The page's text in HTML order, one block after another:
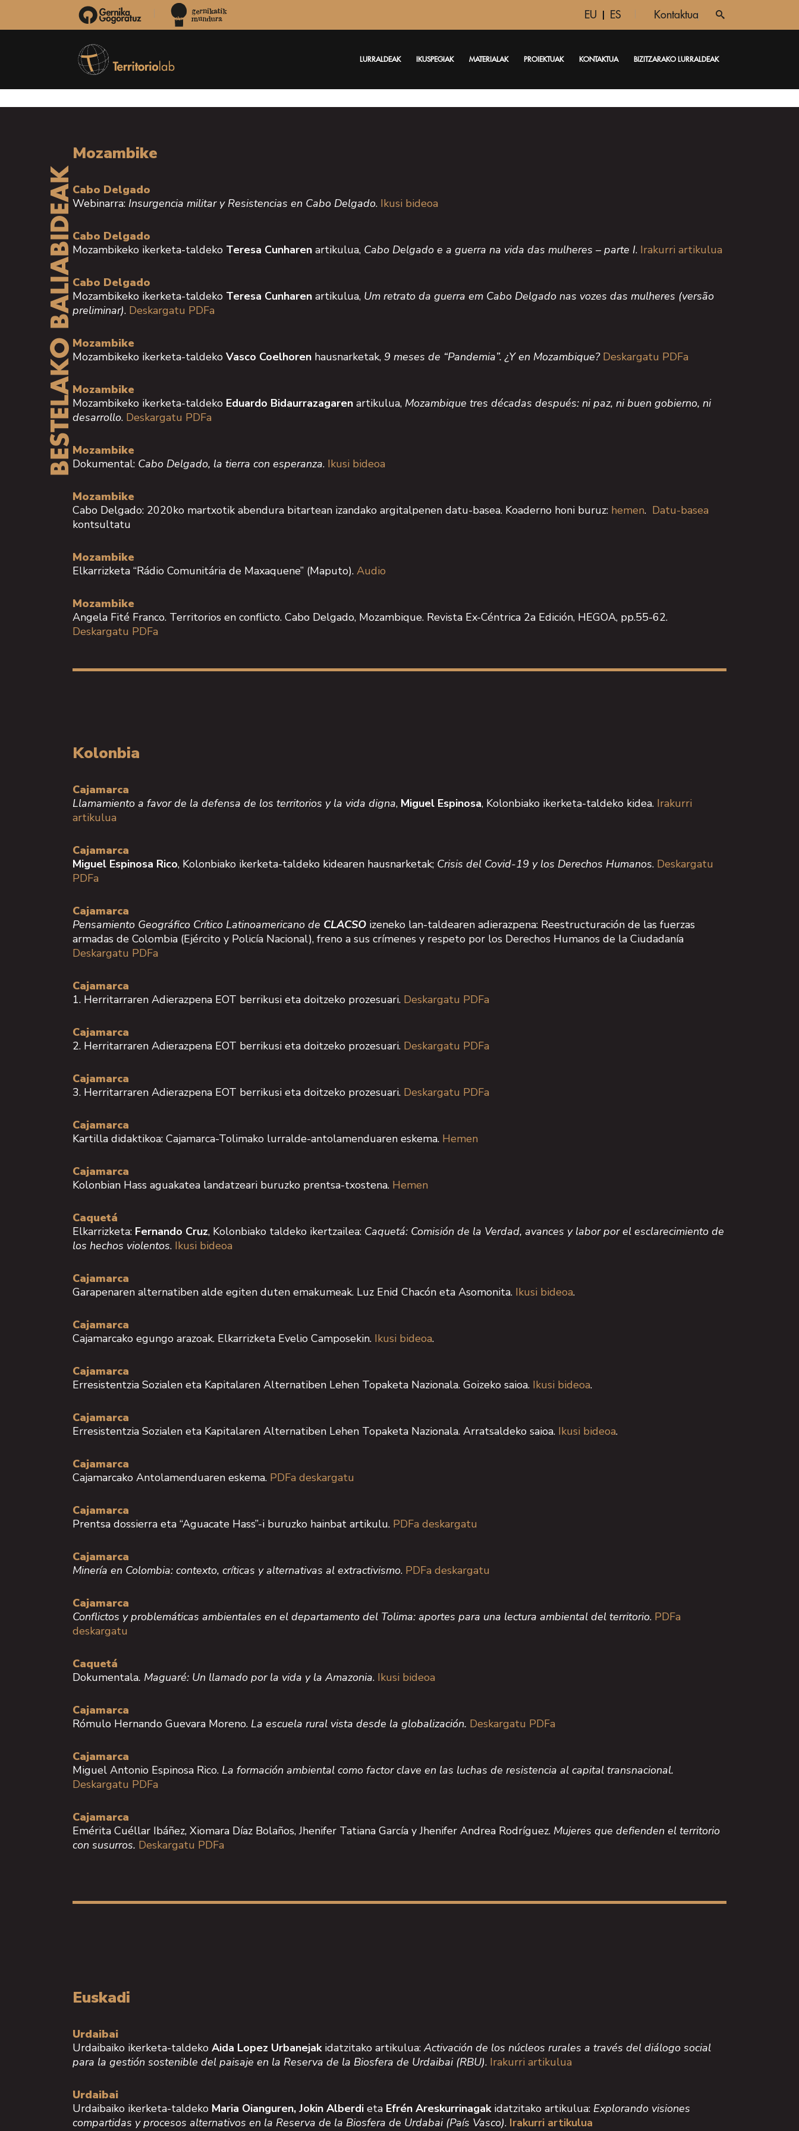
EU ES Kontaktua
LURRALDEAK IKUSPEGIAK MATERIALAK PROIEKTUAK KONTAKTUA BIZITZARAKO LURRALDEAK
BESTELAKO BALIABIDEAK
Mozambike
Cabo Delgado
Webinarra: Insurgencia militar y Resistencias en Cabo Delgado. Ikusi bideoa
Cabo Delgado
Mozambikeko ikerketa-taldeko Teresa Cunharen artikulua, Cabo Delgado e a guerra na vida das mulheres – parte I. Irakurri artikulua
Cabo Delgado
Mozambikeko ikerketa-taldeko Teresa Cunharen artikulua, Um retrato da guerra em Cabo Delgado nas vozes das mulheres (versão
preliminar). Deskargatu PDFa
Mozambike
Mozambikeko ikerketa-taldeko Vasco Coelhoren hausnarketak, 9 meses de “Pandemia”. ¿Y en Mozambique? Deskargatu PDFa
Mozambike
Mozambikeko ikerketa-taldeko Eduardo Bidaurrazagaren artikulua, Mozambique tres décadas después: ni paz, ni buen gobierno, ni
desarrollo. Deskargatu PDFa
Mozambike
Dokumental: Cabo Delgado, la tierra con esperanza. Ikusi bideoa
Mozambike
Cabo Delgado: 2020ko martxotik abendura bitartean izandako argitalpenen datu-basea. Koaderno honi buruz: hemen. Datu-basea
kontsultatu
Mozambike
Elkarrizketa “Rádio Comunitária de Maxaquene” (Maputo). Audio
Mozambike
Angela Fité Franco. Territorios en conflicto. Cabo Delgado, Mozambique. Revista Ex-Céntrica 2a Edición, HEGOA, pp.55-62.
Deskargatu PDFa
Kolonbia
Cajamarca
Llamamiento a favor de la defensa de los territorios y la vida digna, Miguel Espinosa, Kolonbiako ikerketa-taldeko kidea. Irakurri
artikulua
Cajamarca
Miguel Espinosa Rico, Kolonbiako ikerketa-taldeko kidearen hausnarketak; Crisis del Covid-19 y los Derechos Humanos. Deskargatu
PDFa
Cajamarca
Pensamiento Geográfico Crítico Latinoamericano de CLACSO izeneko lan-taldearen adierazpena: Reestructuración de las fuerzas
armadas de Colombia (Ejército y Policía Nacional), freno a sus crímenes y respeto por los Derechos Humanos de la Ciudadanía
Deskargatu PDFa
Cajamarca
1. Herritarraren Adierazpena EOT berrikusi eta doitzeko prozesuari. Deskargatu PDFa
Cajamarca
2. Herritarraren Adierazpena EOT berrikusi eta doitzeko prozesuari. Deskargatu PDFa
Cajamarca
3. Herritarraren Adierazpena EOT berrikusi eta doitzeko prozesuari. Deskargatu PDFa
Cajamarca
Kartilla didaktikoa: Cajamarca-Tolimako lurralde-antolamenduaren eskema. Hemen
Cajamarca
Kolonbian Hass aguakatea landatzeari buruzko prentsa-txostena. Hemen
Caquetá
Elkarrizketa: Fernando Cruz, Kolonbiako taldeko ikertzailea: Caquetá: Comisión de la Verdad, avances y labor por el esclarecimiento de
los hechos violentos. Ikusi bideoa
Cajamarca
Garapenaren alternatiben alde egiten duten emakumeak. Luz Enid Chacón eta Asomonita. Ikusi bideoa.
Cajamarca
Cajamarcako egungo arazoak. Elkarrizketa Evelio Camposekin. Ikusi bideoa.
Cajamarca
Erresistentzia Sozialen eta Kapitalaren Alternatiben Lehen Topaketa Nazionala. Goizeko saioa. Ikusi bideoa.
Cajamarca
Erresistentzia Sozialen eta Kapitalaren Alternatiben Lehen Topaketa Nazionala. Arratsaldeko saioa. Ikusi bideoa.
Cajamarca
Cajamarcako Antolamenduaren eskema. PDFa deskargatu
Cajamarca
Prentsa dossierra eta “Aguacate Hass”-i buruzko hainbat artikulu. PDFa deskargatu
Cajamarca
Minería en Colombia: contexto, críticas y alternativas al extractivismo. PDFa deskargatu
Cajamarca
Conflictos y problemáticas ambientales en el departamento del Tolima: aportes para una lectura ambiental del territorio. PDFa
deskargatu
Caquetá
Dokumentala. Maguaré: Un llamado por la vida y la Amazonia. Ikusi bideoa
Cajamarca
Rómulo Hernando Guevara Moreno. La escuela rural vista desde la globalización. Deskargatu PDFa
Cajamarca
Miguel Antonio Espinosa Rico. La formación ambiental como factor clave en las luchas de resistencia al capital transnacional.
Deskargatu PDFa
Cajamarca
Emérita Cuéllar Ibáñez, Xiomara Díaz Bolaños, Jhenifer Tatiana García y Jhenifer Andrea Rodríguez. Mujeres que defienden el territorio
con susurros. Deskargatu PDFa
Euskadi
Urdaibai
Urdaibaiko ikerketa-taldeko Aida Lopez Urbanejakidatzitako artikulua: Activación de los núcleos rurales a través del diálogo social
para la gestión sostenible del paisaje en la Reserva de la Biosfera de Urdaibai (RBU). Irakurri artikulua
Urdaibai
Urdaibaiko ikerketa-taldeko Maria Oianguren, Jokin Alberdi eta Efrén Areskurrinagak idatzitako artikulua: Explorando visiones
compartidas y procesos alternativos en la Reserva de la Biosfera de Urdabai (País Vasco). Irakurri artikulua